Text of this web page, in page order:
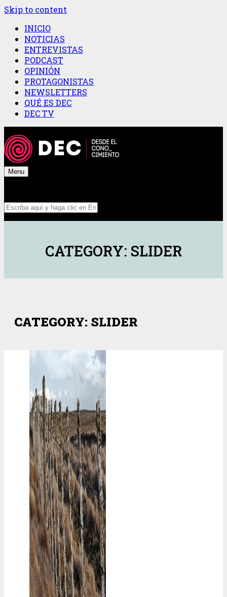
Skip to content
INICIO
NOTICIAS
ENTREVISTAS
PODCAST
OPINIÓN
PROTAGONISTAS
NEWSLETTERS
QUÉ ES DEC
DEC TV
Menu
CATEGORY: SLIDER
CATEGORY: SLIDER